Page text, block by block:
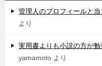
管理人のプロフィールと
より
実用書よりも小説の方が
yamamoto より